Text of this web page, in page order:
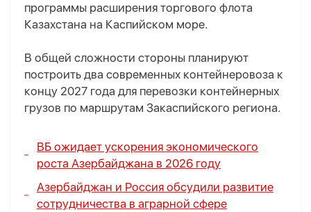
программы расширения торгового флота
Казахстана на Каспийском море.
В общей сложности стороны планируют
построить два современных контейнеровоза к
концу 2027 года для перевозки контейнерных
грузов по маршрутам Закаспийского региона.
ВБ ожидает ускорения экономического
роста Азербайджана в 2026 году
Азербайджан и Россия обсудили развитие
сотрудничества в аграрной сфере